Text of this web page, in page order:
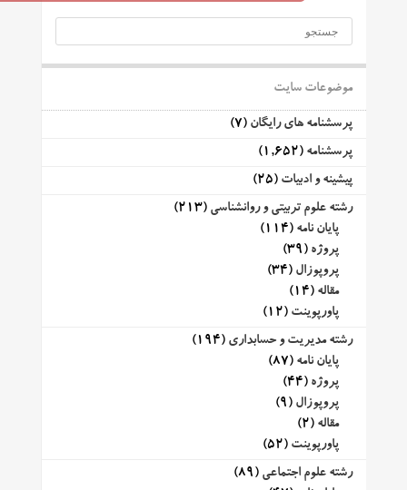
موضوعات سایت
پرسشنامه های رایگان (7)
پرسشنامه (1,652)
پیشینه و ادبیات (25)
رشته علوم تربیتی و روانشناسی (213)
پایان نامه (114)
پروژه (39)
پروپوزال (34)
مقاله (14)
پاورپوینت (12)
رشته مدیریت و حسابداری (194)
پایان نامه (87)
پروژه (44)
پروپوزال (9)
مقاله (2)
پاورپوینت (52)
رشته علوم اجتماعی (89)